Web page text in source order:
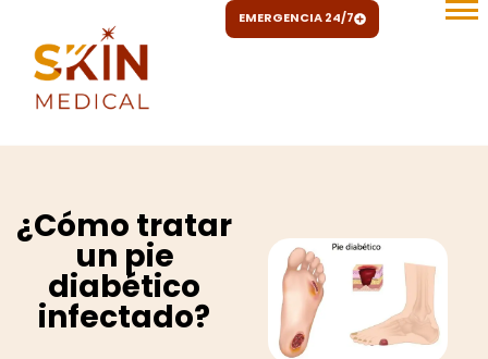
contenido
EMERGENCIA 24/7
¿Cómo tratar
un pie
diabético
infectado?